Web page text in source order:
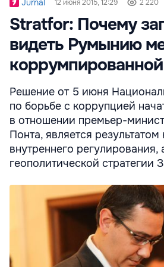
Jurnal 12 июня 2015, 12:29 2 220
Stratfor: Почему
видеть Румынию
коррумпированной
Решение от 5 июня
по борьбе с коррупцией
в отношении премьер-
Понта, является
внутреннего регулирования,
геополитической стратегии